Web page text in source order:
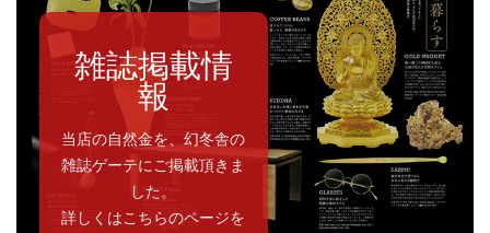
雑誌掲載情
報
当店の自然金を、幻冬舎の
雑誌ゲーテにご掲載頂きま
した。
詳しくはこちらのページを